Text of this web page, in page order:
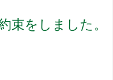
束をしました。